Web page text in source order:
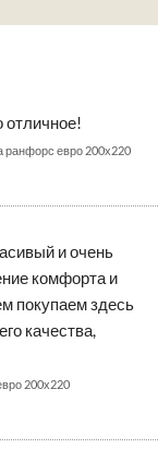
отличное!
ранфорс евро 200х220
и очень
комфорта и
покупаем здесь
качества,
200х220